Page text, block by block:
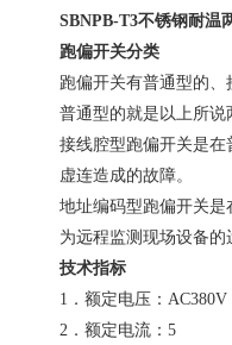
SBNPB-T3不锈钢耐温
跑偏开关分类
跑偏开关有普通型的、
普通型的就是以上所说
接线腔型跑偏开关是在
虚连造成的故障。
地址编码型跑偏开关
为远程监测现场设备的
技术指标
1．额定电压：AC380V
2．额定电流：5